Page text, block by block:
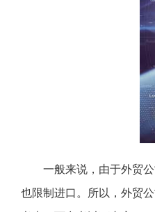
一般来说，由于外贸
也限制进口。所以，外贸